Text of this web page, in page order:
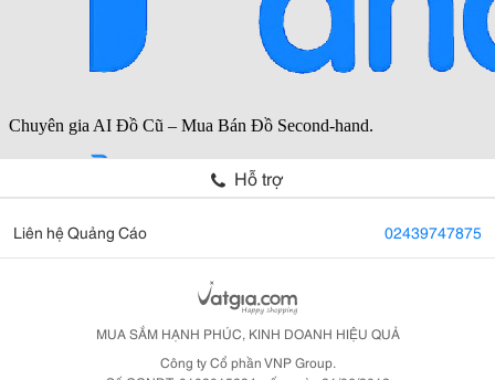
Hỗ trợ
Liên hệ Quảng Cáo 02439747875
MUA SẮM HẠNH PHÚC, KINH DOANH HIỆU QUẢ
Công ty Cổ phần VNP Group.